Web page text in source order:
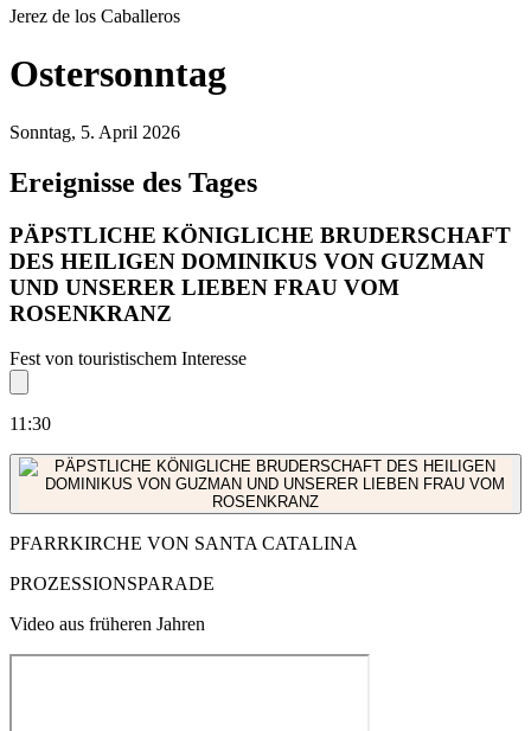
Jerez de los Caballeros
Ostersonntag
Sonntag, 5. April 2026
Ereignisse des Tages
PÄPSTLICHE KÖNIGLICHE BRUDERSCHAFT
DES HEILIGEN DOMINIKUS VON GUZMAN
UND UNSERER LIEBEN FRAU VOM
ROSENKRANZ
Fest von touristischem Interesse
11:30
PFARRKIRCHE VON SANTA CATALINA
PROZESSIONSPARADE
Video aus früheren Jahren